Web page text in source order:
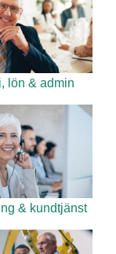
lön & admin
& kundtjänst